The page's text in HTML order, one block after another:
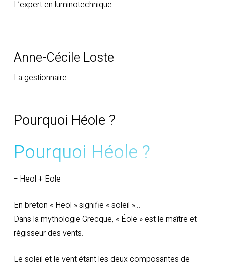
L’expert en luminotechnique
Anne-Cécile Loste
La gestionnaire
Pourquoi Héole ?
Pourquoi Héole ?
= Heol + Eole
En breton « Heol » signifie « soleil »…
Dans la mythologie Grecque, « Éole » est le maître et
régisseur des vents.
Le soleil et le vent étant les deux composantes de